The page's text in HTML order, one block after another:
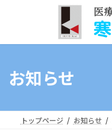
ン
プ
ー
動
お知らせ
トップページ お知らせ